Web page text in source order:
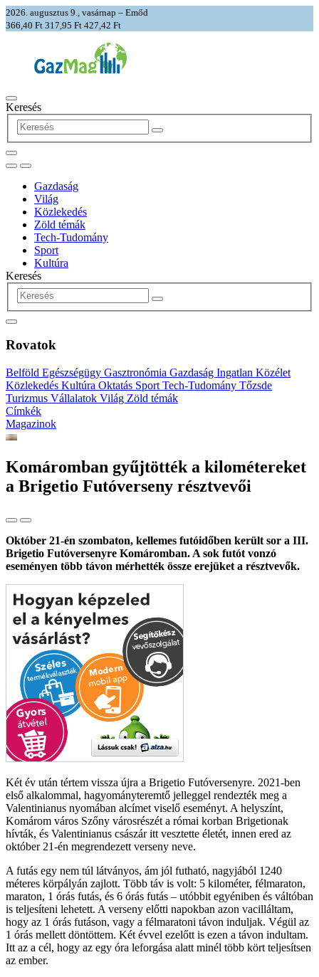
2026. augusztus 9., vasárnap – Emőd
366,40 Ft 317,95 Ft 427,42 Ft
Keresés
Gazdaság
Világ
Közlekedés
Zöld témák
Tech-Tudomány
Sport
Kultúra
Keresés
Rovatok
Belföld Egészségügy Gasztronómia Gazdaság Ingatlan Közélet
Közlekedés Kultúra Oktatás Sport Tech-Tudomány Tőzsde
Turizmus Vállalatok Világ Zöld témák
Címkék
Magazinok
Komáromban gyűjtötték a kilométereket
a Brigetio Futóverseny résztvevői
Október 21-én szombaton, kellemes futóidőben került sor a III.
Brigetio Futóversenyre Komáromban. A sok futót vonzó
eseményen több távon mérhették össze erejüket a résztvevők.
Két év után tértem vissza újra a Brigetio Futóversenyre. 2021-ben
első alkalommal, hagyományteremtő jelleggel rendezték meg a
Valentinianus nyomában alcímet viselő eseményt. A helyszínt,
Komárom város Szőny városrészét a római korban Brigetionak
hívták, és Valentinianus császár itt vesztette életét, innen ered az
október 21-én megrendezett verseny neve.
A futás egy nem túl látványos, ám jól futható, nagyjából 1240
méteres körpályán zajlott. Több táv is volt: 5 kilométer, félmaraton,
maraton, 1 órás futás, és 6 órás futás – utóbbit egyéniben és váltóban
is teljesíteni lehetett. A verseny előtti napokban azon vacilláltam,
hogy az 1 órás futáson, vagy a félmaratoni távon induljak. Végül az
1 órás mellett döntöttem. Két évvel ezelőtt is ezen a távon indultam.
Itt az a cél, hogy az egy óra leforgása alatt minél több kört teljesítsen
az ember.